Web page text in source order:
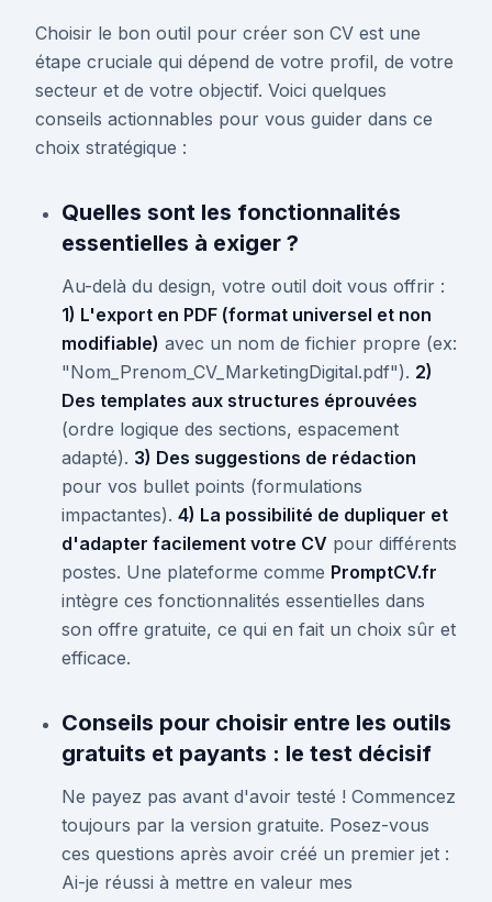
Choisir le bon outil pour créer son CV est une
étape cruciale qui dépend de votre profil, de votre
secteur et de votre objectif. Voici quelques
conseils actionnables pour vous guider dans ce
choix stratégique :
Quelles sont les fonctionnalités
essentielles à exiger ?
Au-delà du design, votre outil doit vous offrir :
1) L'export en PDF (format universel et non
modifiable) avec un nom de fichier propre (ex:
"Nom_Prenom_CV_MarketingDigital.pdf"). 2)
Des templates aux structures éprouvées
(ordre logique des sections, espacement
adapté). 3) Des suggestions de rédaction
pour vos bullet points (formulations
impactantes). 4) La possibilité de dupliquer et
d'adapter facilement votre CV pour différents
postes. Une plateforme comme PromptCV.fr
intègre ces fonctionnalités essentielles dans
son offre gratuite, ce qui en fait un choix sûr et
efficace.
Conseils pour choisir entre les outils
gratuits et payants : le test décisif
Ne payez pas avant d'avoir testé ! Commencez
toujours par la version gratuite. Posez-vous
ces questions après avoir créé un premier jet :
Ai-je réussi à mettre en valeur mes